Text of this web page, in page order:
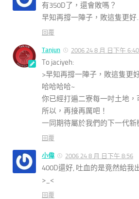
有350D了，還會敗嗎？
早知再撐一陣子，敗這隻更好…
回覆
Tanjun 2006 24 8 月 日下午 6:40
To jaciyeh:
>早知再撐一陣子，敗這隻更好
哈哈哈哈~
你已經打遍二寮每一吋土地，
所以，再接再厲吧！
一同期待屬於我們的下一代新
回覆
小偉 2006 24 8 月 日下午 8:56
400D還好, 吐血的是竟然給我
>_<
回覆